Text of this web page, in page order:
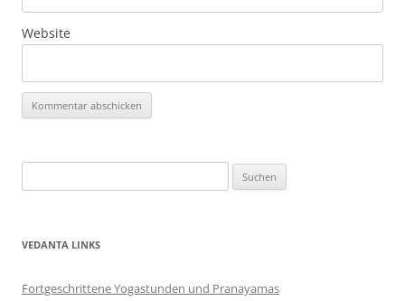
Website
nach:
VEDANTA LINKS
Fortgeschrittene Yogastunden und Pranayamas